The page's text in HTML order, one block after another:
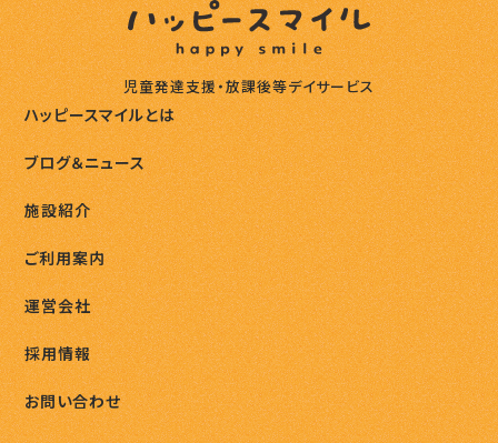
児童発達支援・放課後等デイサービス
ハッピースマイルとは
ブログ＆ニュース
施設紹介
ご利用案内
運営会社
採用情報
お問い合わせ